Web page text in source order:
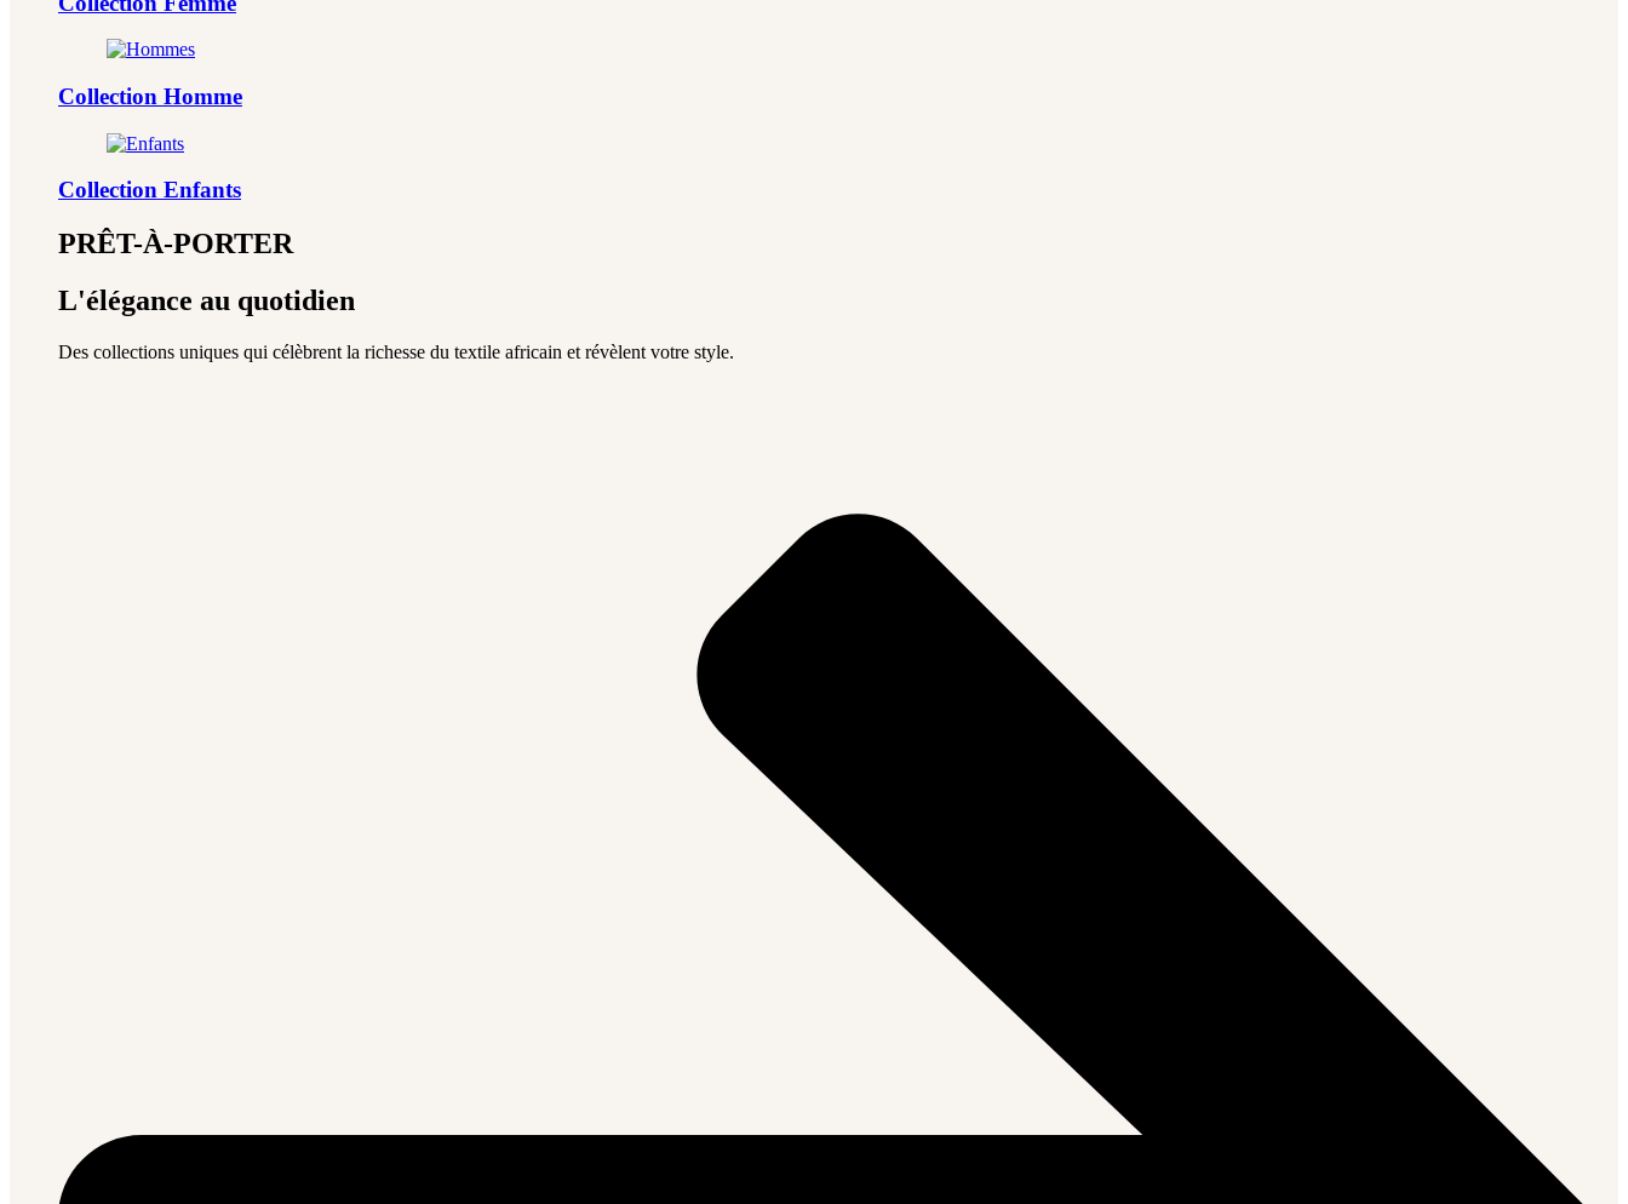
Collection Homme
Collection Enfants
PRÊT-À-PORTER
L'élégance au quotidien
Des collections uniques qui célèbrent la richesse du textile africain et révèlent votre style.